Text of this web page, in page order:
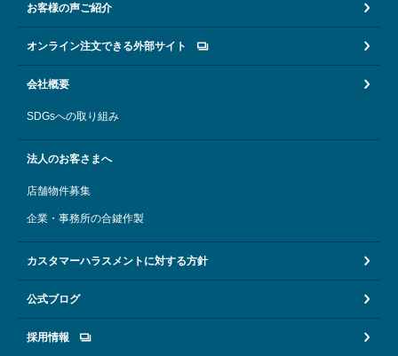
お客様の声ご紹介
オンライン注文できる外部サイト
会社概要
SDGsへの取り組み
法人のお客さまへ
店舗物件募集
企業・事務所の合鍵作製
カスタマーハラスメントに対する方針
公式ブログ
採用情報